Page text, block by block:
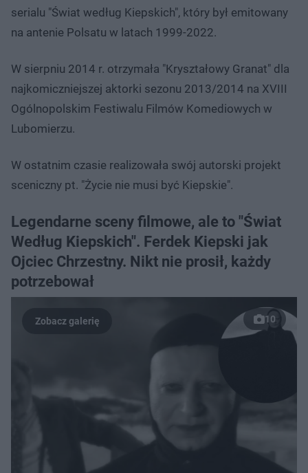
serialu "Świat według Kiepskich", który był emitowany
na antenie Polsatu w latach 1999-2022.
W sierpniu 2014 r. otrzymała "Kryształowy Granat" dla
najkomiczniejszej aktorki sezonu 2013/2014 na XVIII
Ogólnopolskim Festiwalu Filmów Komediowych w
Lubomierzu.
W ostatnim czasie realizowała swój autorski projekt
sceniczny pt. "Życie nie musi być Kiepskie".
Legendarne sceny filmowe, ale to "Świat
Według Kiepskich". Ferdek Kiepski jak
Ojciec Chrzestny. Nikt nie prosił, każdy
potrzebował
10